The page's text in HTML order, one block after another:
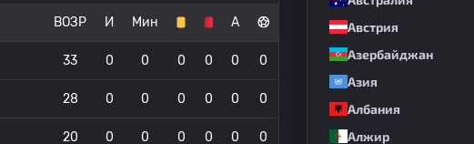
ВОЗР И Мин А
33 0 0 0 0 0 0
28 0 0 0 0 0 0
20 0 0 0 0 0 0
Австрия
Азербайджан
Азия
Албания
Алжир